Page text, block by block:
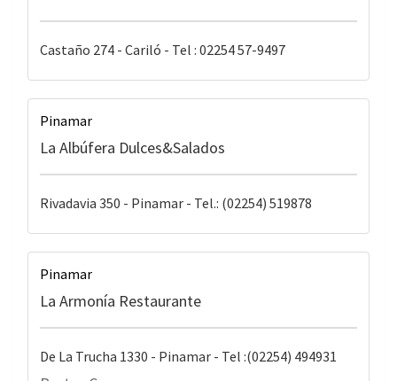
Castaño 274 - Cariló - Tel : 02254 57-9497
Pinamar
La Albúfera Dulces&Salados
Rivadavia 350 - Pinamar - Tel.: (02254) 519878
Pinamar
La Armonía Restaurante
De La Trucha 1330 - Pinamar - Tel :(02254) 494931